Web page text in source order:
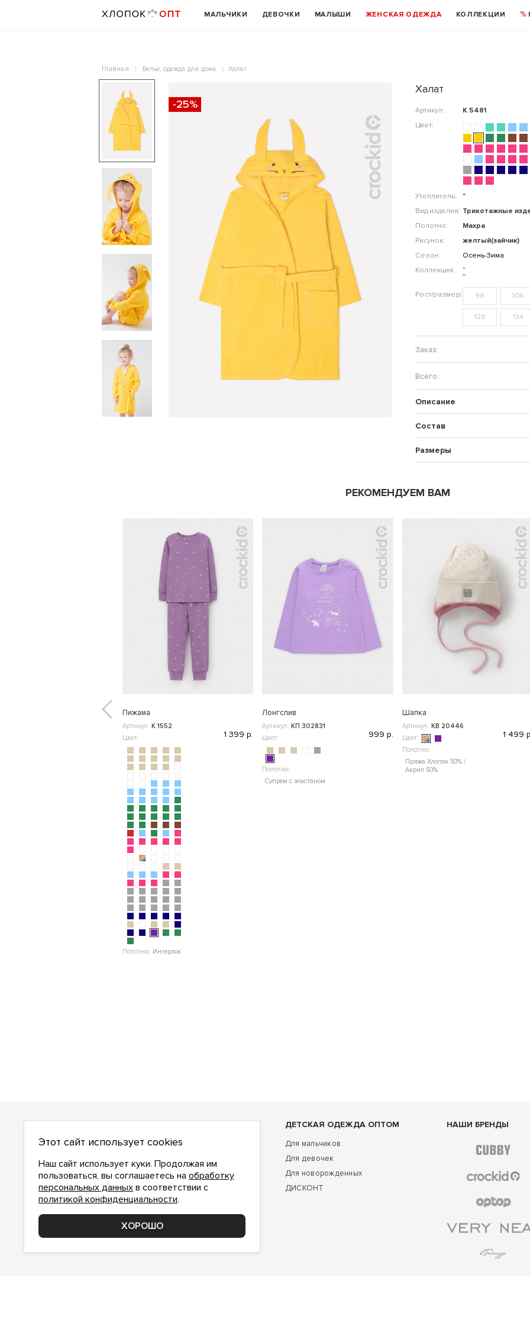
МАЛЬЧИКИ ДЕВОЧКИ МАЛЫШИ ЖЕНСКАЯ ОДЕЖДА КОЛЛЕКЦИИ
Главная Белье, одежда для дома Халат
-25%
Халат
Артикул:
К 5481
Цвет:
Утеплитель:
"
Вид изделия: Трикотажные
Полотно:
Махра
Рисунок:
желтый(зайчик)
Сезон:
Осень-Зима
Коллекция:
"
98 104
128 134
Описание
Состав
Размеры
РЕКОМЕНДУЕМ ВАМ
Пижама
Артикул: К 1552
Цвет:
Полотно: Интерлок
1 399 р.
Лонгслив
Артикул: КП 302831
Цвет:
Полотно:
Супрем с эластаном
999 р.
Шапка
Артикул: КВ 20446
Цвет:
Полотно:
Пряжа Хлопок 50% /
Акрил 50%
1 499
О НАС
О компании
Как сделать заказ
Условия работы
Доставка и оплата
Возврат
ДЕТСКАЯ ОДЕЖДА ОПТОМ
Для мальчиков
Для девочек
Для новорожденных
ДИСКОНТ
НАШИ БРЕНДЫ
Этот сайт использует cookies
Наш сайт использует куки. Продолжая им
пользоваться, вы соглашаетесь на обработку
персональных данных в соответствии с
политикой конфиденциальности.
ХОРОШО